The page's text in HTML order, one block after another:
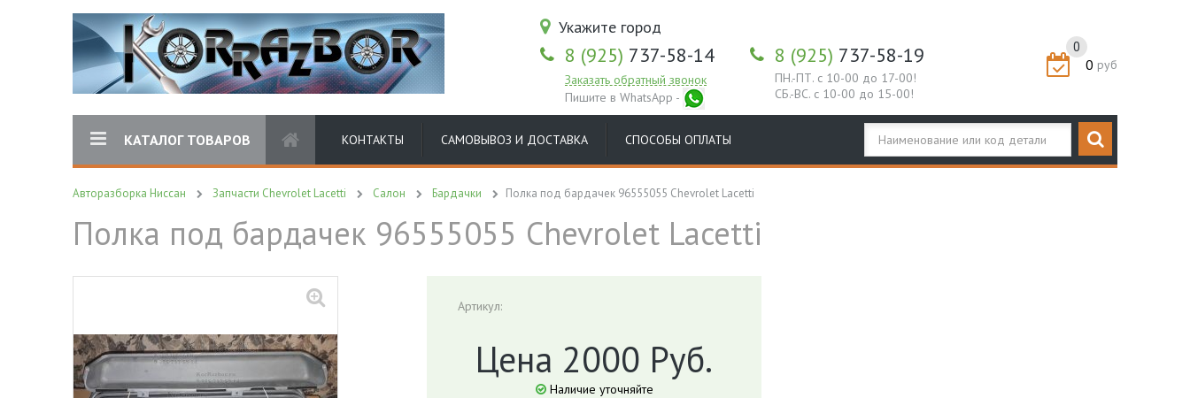
Укажите город
8 (925) 737-58-14
Заказать обратный звонок
Пишите в WhatsApp -
8 (925) 737-58-19
ПН.-ПТ. с 10-00 до 17-00!
СБ.-ВС. с 10-00 до 15-00!
0
0 руб
КАТАЛОГ ТОВАРОВ КОНТАКТЫ САМОВЫВОЗ И ДОСТАВКА СПОСОБЫ ОПЛАТЫ
Авторазборка Ниссан Запчасти Chevrolet Lacetti Салон Бардачки Полка под бардачек 96555055 Chevrolet Lacetti
Полка под бардачек 96555055 Chevrolet Lacetti
Артикул:
Цена 2000 Руб.
Наличие уточняйте